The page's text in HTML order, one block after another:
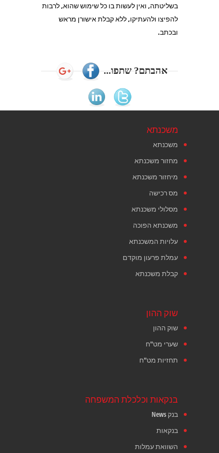
בשליטתה, ואין לעשות בו כל שימוש שהוא, לרבות
להפיצו ולהעתיקו, ללא קבלת אישורן מראש
ובכתב.
אהבתם? שתפו...
משכנתא
משכנתא
מחזור משכנתא
מיחזור משכנתא
מס רכישה
מסלולי משכנתא
משכנתא הפוכה
עלויות המשכנתא
עמלת פרעון מוקדם
קבלת משכנתא
שוק ההון
שוק ההון
שערי מט"ח
תחזיות מט"ח
בנקאות וכלכלת המשפחה
בנק News
בנקאות
השוואת עמלות